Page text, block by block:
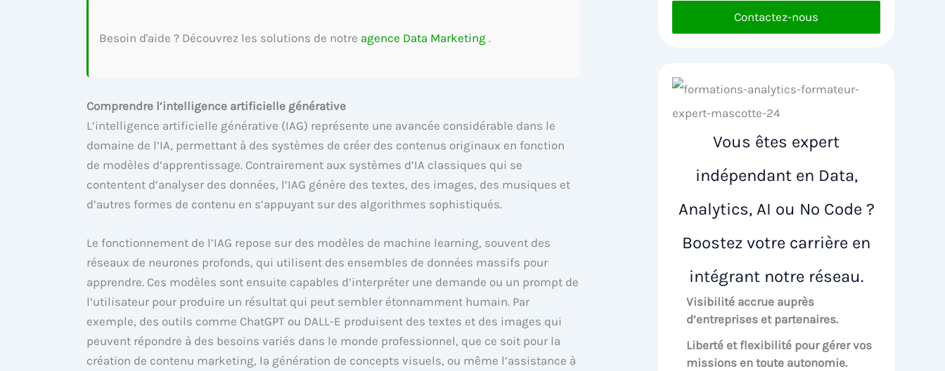
Besoin d'aide ? Découvrez les solutions de notre agence Data Marketing .
Comprendre l’intelligence artificielle générative
L’intelligence artificielle générative (IAG) représente une avancée considérable dans le
domaine de l’IA, permettant à des systèmes de créer des contenus originaux en fonction
de modèles d’apprentissage. Contrairement aux systèmes d’IA classiques qui se
contentent d’analyser des données, l’IAG génère des textes, des images, des musiques et
d’autres formes de contenu en s’appuyant sur des algorithmes sophistiqués.
Le fonctionnement de l’IAG repose sur des modèles de machine learning, souvent des
réseaux de neurones profonds, qui utilisent des ensembles de données massifs pour
apprendre. Ces modèles sont ensuite capables d’interpréter une demande ou un prompt de
l’utilisateur pour produire un résultat qui peut sembler étonnamment humain. Par
exemple, des outils comme ChatGPT ou DALL-E produisent des textes et des images qui
peuvent répondre à des besoins variés dans le monde professionnel, que ce soit pour la
création de contenu marketing, la génération de concepts visuels, ou même l’assistance à
Contactez-nous
Vous êtes expert
indépendant en Data,
Analytics, AI ou No Code ?
Boostez votre carrière en
intégrant notre réseau.
Visibilité accrue auprès
d’entreprises et partenaires.
Liberté et flexibilité pour gérer vos
missions en toute autonomie.